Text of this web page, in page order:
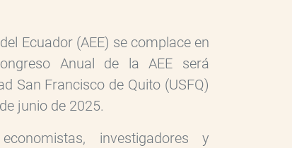
Ecuador (AEE) se complace en
Anual de la AEE será
San Francisco de Quito (USFQ)
junio de 2025.
investigadores y